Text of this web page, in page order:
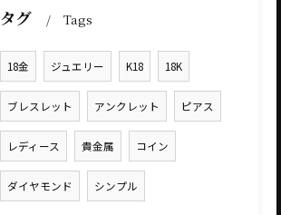
タグ Tags
18金 ジュエリー K18 18K
ブレスレット アンクレット ピアス
レディース 貴金属 コイン
ダイヤモンド シンプル